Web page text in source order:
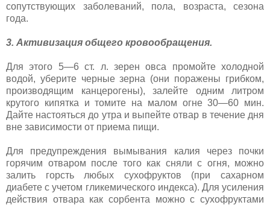
сопутствующих заболеваний, пола, возраста, сезона
года.
3. Активизация общего кровообращения.
Для этого 5—6 ст. л. зерен овса промойте холодной
водой, уберите черные зерна (они поражены грибком,
производящим канцерогены), залейте одним литром
крутого кипятка и томите на малом огне 30—60 мин.
Дайте настояться до утра и выпейте отвар в течение дня
вне зависимости от приема пищи.
Для предупреждения вымывания калия через почки
горячим отваром после того как сняли с огня, можно
залить горсть любых сухофруктов (при сахарном
диабете с учетом гликемического индекса). Для усиления
действия отвара как сорбента можно с сухофруктами